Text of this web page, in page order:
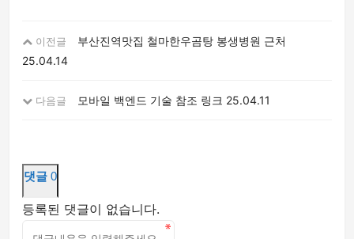
이전글
부산진역맛집 철마한우곰탕 봉생병원 근처
25.04.14
다음글 모바일 백엔드 기술 참조 링크 25.04.11
댓글 0
등록된 댓글이 없습니다.